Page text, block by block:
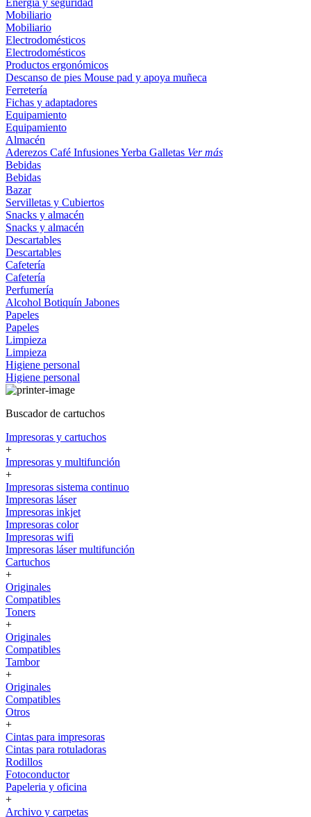
Energía y seguridad
Mobiliario
Mobiliario
Electrodomésticos
Electrodomésticos
Productos ergonómicos
Descanso de pies Mouse pad y apoya muñeca
Ferretería
Fichas y adaptadores
Equipamiento
Equipamiento
Almacén
Aderezos Café InfusionesYerba Galletas Ver más
Bebidas
Bebidas
Bazar
Servilletas y Cubiertos
Snacks y almacén
Snacks y almacén
Descartables
Descartables
Cafetería
Cafetería
Perfumería
Alcohol Botiquín Jabones
Papeles
Papeles
Limpieza
Limpieza
Higiene personal
Higiene personal
Buscador de cartuchos
Impresoras y cartuchos
+
Impresoras y multifunción
+
Impresoras sistema continuo
Impresoras láser
Impresoras inkjet
Impresoras color
Impresoras wifi
Impresoras láser multifunción
Cartuchos
+
Originales
Compatibles
Toners
+
Originales
Compatibles
Tambor
+
Originales
Compatibles
Otros
+
Cintas para impresoras
Cintas para rotuladoras
Rodillos
Fotoconductor
Papeleria y oficina
+
Archivo y carpetas